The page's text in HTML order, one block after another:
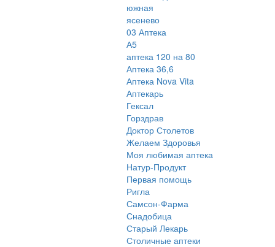
южная
ясенево
03 Аптека
А5
аптека 120 на 80
Аптека 36,6
Аптека Nova Vita
Аптекарь
Гексал
Горздрав
Доктор Столетов
Желаем Здоровья
Моя любимая аптека
Натур-Продукт
Первая помощь
Ригла
Самсон-Фарма
Снадобица
Старый Лекарь
Столичные аптеки